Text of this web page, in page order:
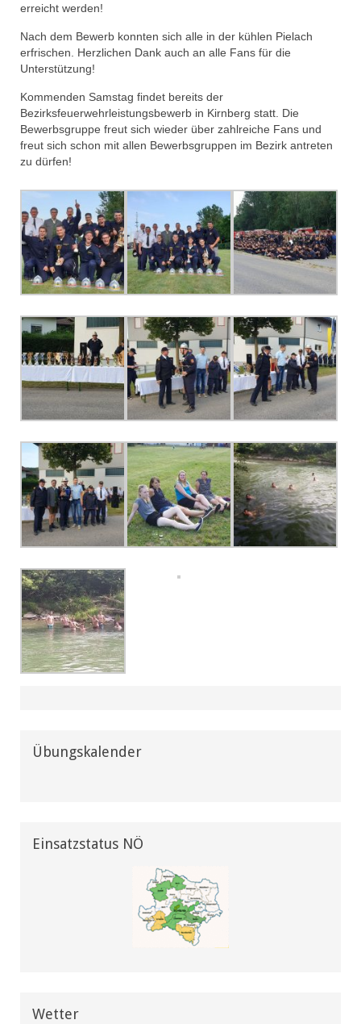
erreicht werden!
Nach dem Bewerb konnten sich alle in der kühlen Pielach
erfrischen. Herzlichen Dank auch an alle Fans für die
Unterstützung!
Kommenden Samstag findet bereits der
Bezirksfeuerwehrleistungsbewerb in Kirnberg statt. Die
Bewerbsgruppe freut sich wieder über zahlreiche Fans und
freut sich schon mit allen Bewerbsgruppen im Bezirk antreten
zu dürfen!
Übungskalender
Einsatzstatus NÖ
Wetter